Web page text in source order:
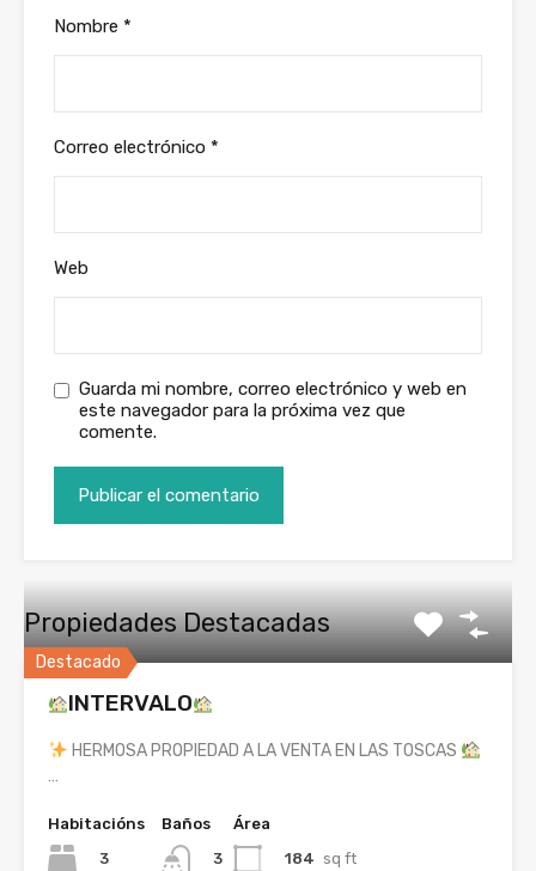
Nombre *
Correo electrónico *
Web
Guarda mi nombre, correo electrónico y web en
este navegador para la próxima vez que
comente.
Propiedades Destacadas
Destacado
INTERVALO
HERMOSA PROPIEDAD A LA VENTA EN LAS TOSCAS
…
Habitacións
3
Baños
3
Área
184 sq ft